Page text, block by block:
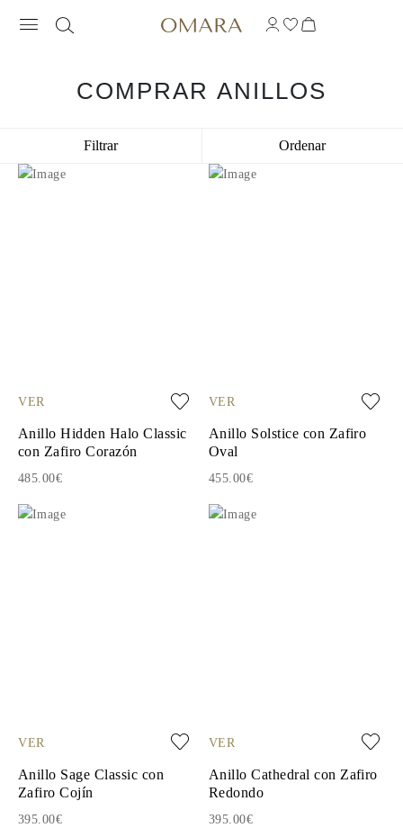
COMPRAR ANILLOS
Filtrar Ordenar
VER
Anillo Hidden Halo Classic
con Zafiro Corazón
485.00€
VER
Anillo Solstice con Zafiro
Oval
455.00€
VER
Anillo Sage Classic con
Zafiro Cojín
395.00€
VER
Anillo Cathedral con Zafiro
Redondo
395.00€